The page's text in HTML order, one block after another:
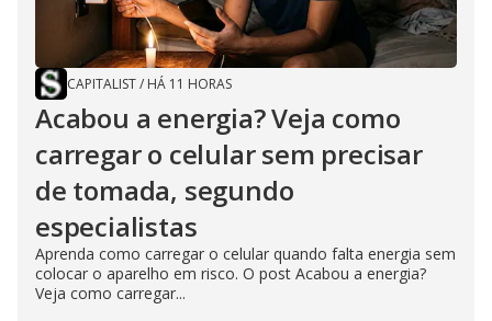
CAPITALIST/ HÁ 11 HORAS
Acabou a energia? Veja como
carregar o celular sem precisar
de tomada, segundo
especialistas
Aprenda como carregar o celular quando falta energia sem
colocar o aparelho em risco. O post Acabou a energia?
Veja como carregar...